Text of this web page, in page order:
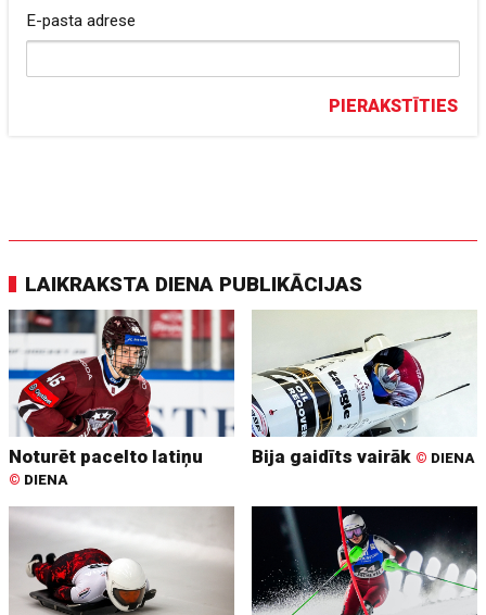
E-pasta adrese
PIERAKSTĪTIES
LAIKRAKSTA DIENA PUBLIKĀCIJAS
Noturēt pacelto latiņu
© DIENA
Bija gaidīts vairāk © DIENA